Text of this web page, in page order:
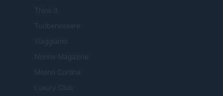
Think.it
Tuobenessere
Viaggiamo
Nonne Magazine
Milano Cortina
Luxury Club